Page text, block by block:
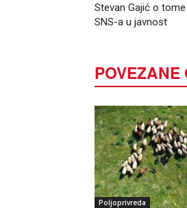
Stevan Gajić o
SNS-a u javnost
POVEZANE
Poljoprivreda